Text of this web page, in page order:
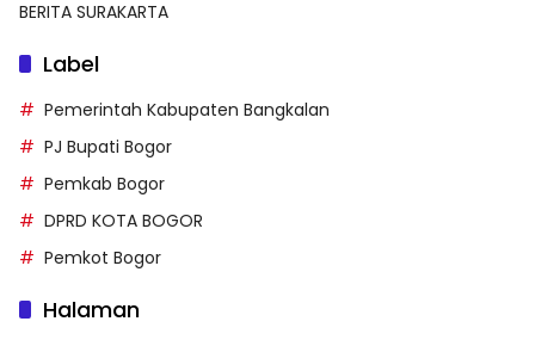
BERITA SURAKARTA
Label
Pemerintah Kabupaten Bangkalan
PJ Bupati Bogor
Pemkab Bogor
DPRD KOTA BOGOR
Pemkot Bogor
Halaman